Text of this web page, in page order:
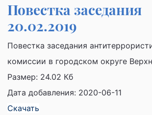
Повестка заседания
20.02.2019
Повестка заседания
комиссии в городском округе
Размер: 24.02 Кб
Дата добавления: 2020-06-11
Скачать